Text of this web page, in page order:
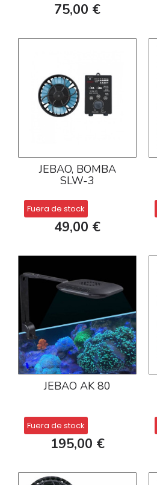
75,00 €
JEBAO, BOMBA
SLW-3
Fuera de stock
49,00 €
JEBAO AK 80
Fuera de stock
195,00 €